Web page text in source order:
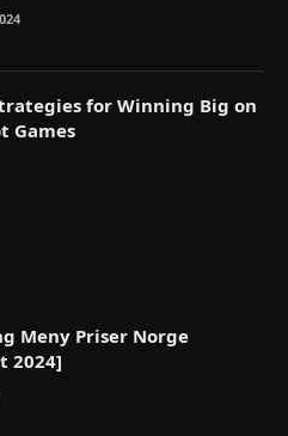
for Winning Big on
Games
Meny Priser Norge
2024]